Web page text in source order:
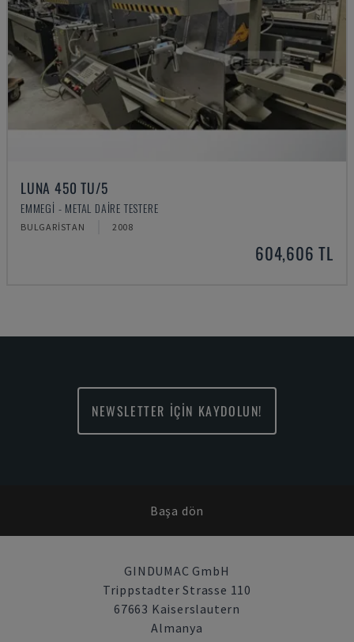
LUNA 450 TU/5
EMMEGI - METAL DAIRE TESTERE
BULGARISTAN 2008
604,606 TL
NEWSLETTER İÇİN KAYDOLUN!
Başa dön
GINDUMAC GmbH
Trippstadter Strasse 110
67663 Kaiserslautern
Almanya